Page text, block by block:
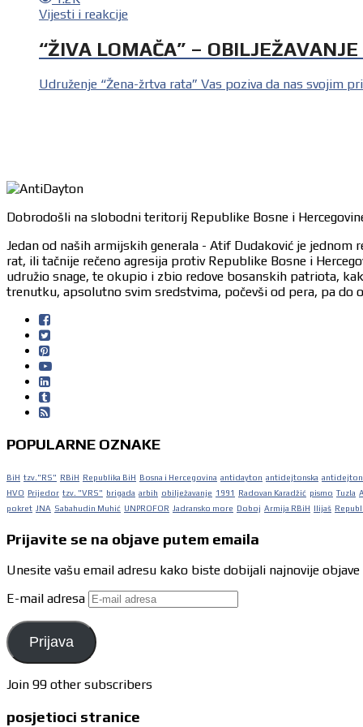
Vijesti i reakcije
“ŽIVA LOMAČA” – OBILJEŽAVANJE
Udruženje “Žena-žrtva rata” Vas poziva da nas svojim
Dobrodošli na slobodni teritorij Republike Bosne i
Jedan od naših armijskih generala - Atif Dudaković je
rat, ili tačnije rečeno agresija protiv Republike Bosne i
udružio snage, te okupio i zbio redove bosanskih patriota,
trenutku, apsolutno svim sredstvima, počevši od pera, pa do
POPULARNE OZNAKE
BiH tzv."RS" RBiH Republika BiH Bosna i Hercegovina antidayton antidejtonska
HVO Prijedor tzv. "VRS" brigada arbih obilježavanje 1991 Radovan Karadžić pismo Tuzla
pokret JNA Sabahudin Muhić UNPROFOR Jadransko more Doboj Armija RBiH Ilijaš
Prijavite se na objave putem emaila
Unesite vašu email adresu kako biste dobijali najnovije
E-mail adresa
Prijava
Join 99 other subscribers
posjetioci stranice